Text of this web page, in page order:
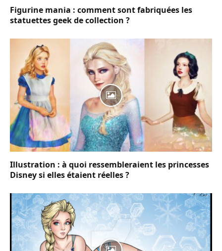
Figurine mania : comment sont fabriquées les
statuettes geek de collection ?
Illustration : à quoi ressembleraient les princesses
Disney si elles étaient réelles ?